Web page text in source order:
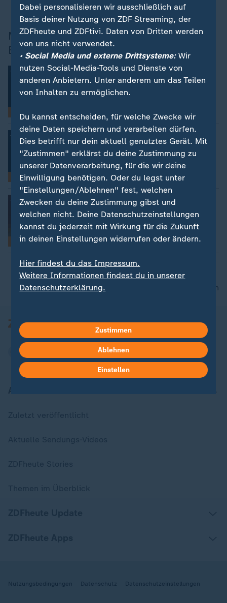
Mehr vom ZDFheute-
Backgroundcheck
Faktencheck
War es die Ukraine?
Im Check: Wer hat Nord Stream
gesprengt?
Faktencheck
Alexa, Siri und Co.
Im Check: Werden wir abgehört?
Video15:00
Faktencheck
Umstrittene Windkraft-Thesen
Im Check: Sind Windräder gefährlich?
Video18:14
nach oben
Nutzungsbedingungen Datenschutz Datenschutzeinstellungen
Dabei personalisieren wir ausschließlich auf
Basis deiner Nutzung von ZDF Streaming, der
ZDFheute und ZDFtivi. Daten von Dritten werden
von uns nicht verwendet.
• Social Media und externe Drittsysteme:Wir
nutzen Social-Media-Tools und Dienste von
anderen Anbietern. Unter anderem um das Teilen
von Inhalten zu ermöglichen.
Du kannst entscheiden, für welche Zwecke wir
deine Daten speichern und verarbeiten dürfen.
Dies betrifft nur dein aktuell genutztes Gerät. Mit
"Zustimmen" erklärst du deine Zustimmung zu
unserer Datenverarbeitung, für die wir deine
Einwilligung benötigen. Oder du legst unter
"Einstellungen/Ablehnen" fest, welchen
Zwecken du deine Zustimmung gibst und
welchen nicht. Deine Datenschutzeinstellungen
kannst du jederzeit mit Wirkung für die Zukunft
in deinen Einstellungen widerrufen oder ändern.
Hier findest du das Impressum.
Weitere Informationen findest du in unserer
Datenschutzerklärung.
Zustimmen
Ablehnen
Einstellen